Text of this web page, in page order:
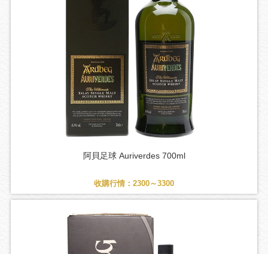
阿貝足球 Auriverdes 700ml
收購行情：2300～3300